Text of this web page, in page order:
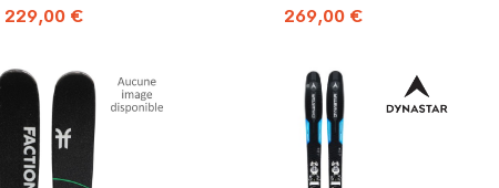
229,00 €
269,00 €